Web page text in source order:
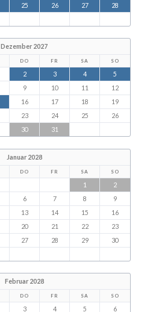
25 26 27
28
Dezember 2027
DO FR SA SO
2 3 4
5
9 10 11
12
16 17 18
19
23 24 25
26
30 31
Januar 2028
DO FR SA SO
1
2
6 7 8
9
13 14 15
16
20 21 22
23
27 28 29
30
Februar 2028
DO FR SA SO
3 4 5
6